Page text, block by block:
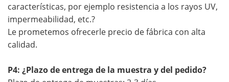
características, por ejemplo resistencia a los rayos UV,
impermeabilidad, etc.?
Le prometemos ofrecerle precio de fábrica con alta
calidad.
P4: ¿Plazo de entrega de la muestra y del pedido?